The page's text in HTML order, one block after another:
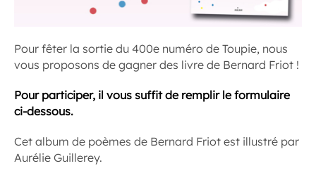
Pour fêter la sortie du 400e numéro de Toupie, nous
vous proposons de gagner des livre de Bernard Friot !
Pour participer, il vous suffit de remplir le formulaire
ci-dessous.
Cet album de poèmes de Bernard Friot est illustré par
Aurélie Guillerey.